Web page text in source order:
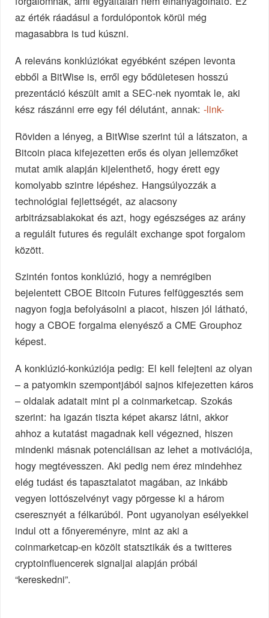
az érték ráadásul a fordulópontok körül még
magasabbra is tud kúszni.
A releváns konklúziókat egyébként szépen levonta
ebből a BitWise is, erről egy bődületesen hosszú
prezentáció készült amit a SEC-nek nyomtak le, aki
kész rászánni erre egy fél délutánt, annak:-link-
Röviden a lényeg, a BitWise szerint túl a látszaton, a
Bitcoin piaca kifejezetten erős és olyan jellemzőket
mutat amik alapján kijelenthető, hogy érett egy
komolyabb szintre lépéshez. Hangsúlyozzák a
technológiai fejlettségét, az alacsony
arbitrázsablakokat és azt, hogy egészséges az arány
a regulált futures és regulált exchange spot forgalom
között.
Szintén fontos konklúzió, hogy a nemrégiben
bejelentett CBOE Bitcoin Futures felfüggesztés sem
nagyon fogja befolyásolni a piacot, hiszen jól látható,
hogy a CBOE forgalma elenyésző a CME Grouphoz
képest.
A konklúzió-konkúziója pedig: El kell felejteni az olyan
– a patyomkin szempontjából sajnos kifejezetten káros
– oldalak adatait mint pl a coinmarketcap. Szokás
szerint: ha igazán tiszta képet akarsz látni, akkor
ahhoz a kutatást magadnak kell végezned, hiszen
mindenki másnak potenciálisan az lehet a motivációja,
hogy megtévesszen. Aki pedig nem érez mindehhez
elég tudást és tapasztalatot magában, az inkább
vegyen lottószelvényt vagy pörgesse ki a három
cseresznyét a félkarúból. Pont ugyanolyan esélyekkel
indul ott a főnyereményre, mint az aki a
coinmarketcap-en közölt statsztikák és a twitteres
cryptoinfluencerek signaljai alapján próbál
“kereskedni”.